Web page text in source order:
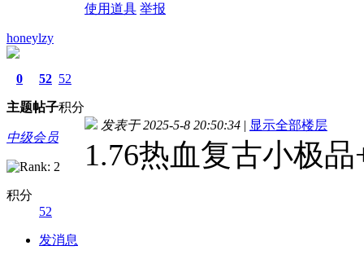
使用道具 举报
honeylzy
0
主题
52
帖子
52
积分
中级会员
积分
52
发消息
发表于 2025-5-8 20:50:34 | 显示全部楼层
1.76热血复古小极